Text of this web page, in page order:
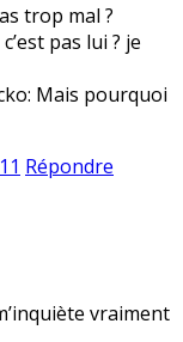
trop mal ?
pas lui ? je
Mais pourquoi
Répondre
vraiment